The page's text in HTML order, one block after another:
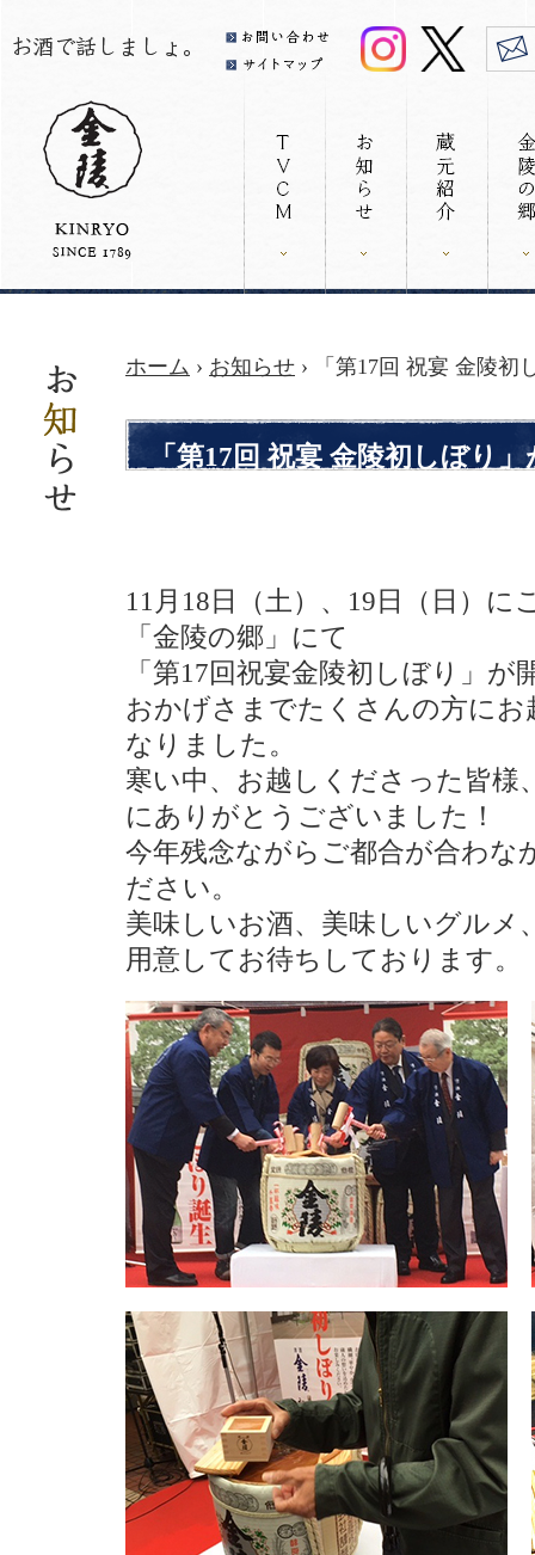
ホーム › お知らせ › 「第17回 祝宴 金陵初
「第17回 祝宴 金陵初しぼり
11月18日（土）、19日（日）
「金陵の郷」にて
「第17回祝宴金陵初しぼり」が
おかげさまでたくさんの方に
なりました。
寒い中、お越しくださった皆様
にありがとうございました！
今年残念ながらご都合が合わな
ださい。
美味しいお酒、美味しいグル
用意してお待ちしております。